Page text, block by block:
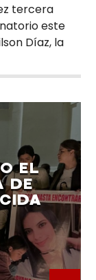
tercera
este
Díaz, la
EL
DE